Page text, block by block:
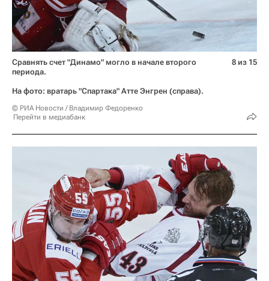
Сравнять счет "Динамо" могло в начале второго
периода.
На фото: вратарь "Спартака" Атте Энгрен (справа).
© РИА Новости / Владимир Федоренко
Перейти в медиабанк
8 из 15